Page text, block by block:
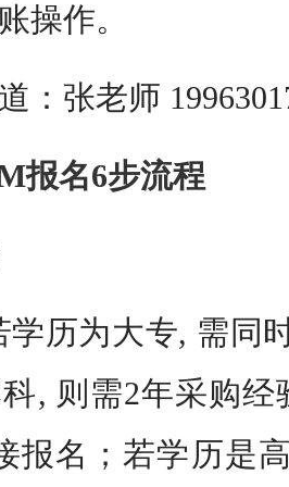
操作。
：张老师
报名6步流程
学历为大专, 需同
, 则需2年采购
报名；若学历是